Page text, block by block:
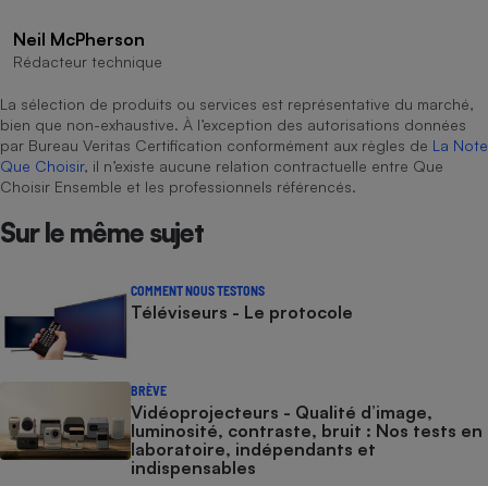
Neil McPherson
Rédacteur technique
La sélection de produits ou services est représentative du marché,
bien que non-exhaustive. À l’exception des autorisations données
par Bureau Veritas Certification conformément aux règles de La Note
Que Choisir, il n’existe aucune relation contractuelle entre Que
Choisir Ensemble et les professionnels référencés.
Sur le même sujet
COMMENT NOUS TESTONS
Téléviseurs - Le protocole
BRÈVE
Vidéoprojecteurs - Qualité d’image,
luminosité, contraste, bruit : Nos tests en
laboratoire, indépendants et
indispensables